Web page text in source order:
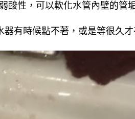
酸性，可以軟化水管內壁的管
有時候點不著，或是等很久